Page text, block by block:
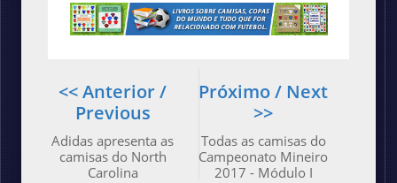
Próximo / Next
>>
Todas as camisas do
Campeonato Mineiro
2017 - Módulo I
<< Anterior /
Previous
Adidas apresenta as
camisas do North
Carolina